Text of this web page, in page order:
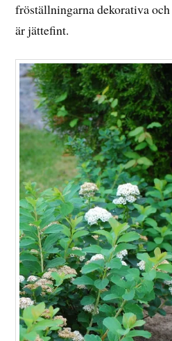
fröställningarna dekorativa
är jättefint.